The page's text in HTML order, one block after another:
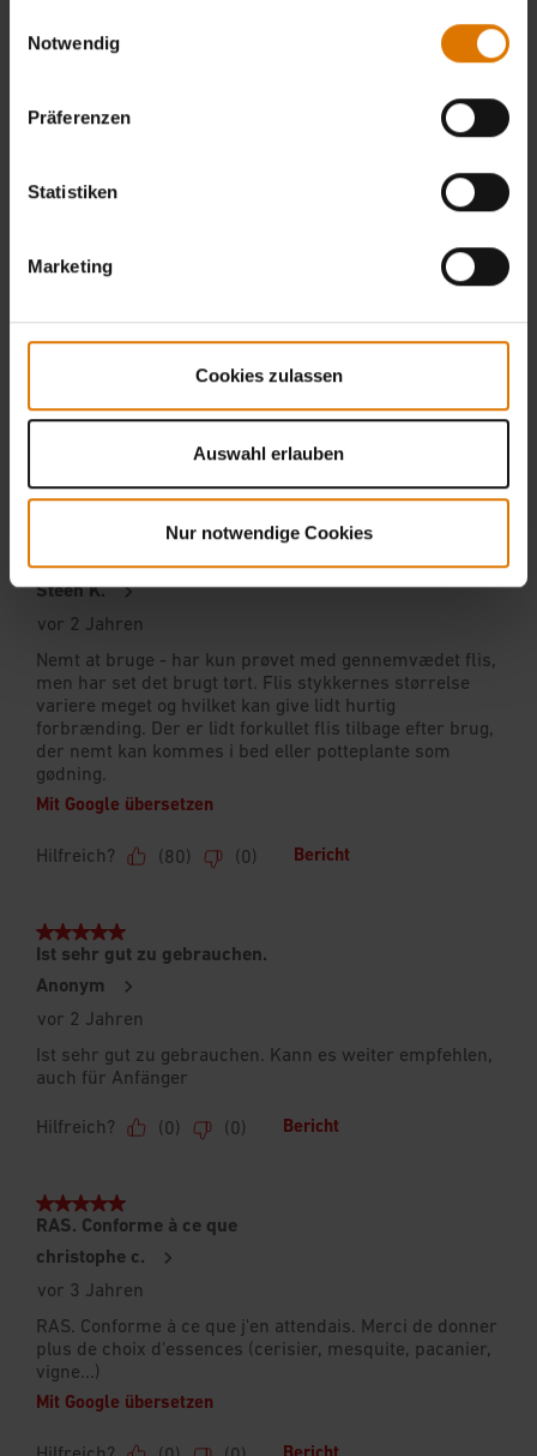
Notwendig
Präferenzen
Statistiken
Marketing
Cookies zulassen
Auswahl erlauben
Nur notwendige Cookies